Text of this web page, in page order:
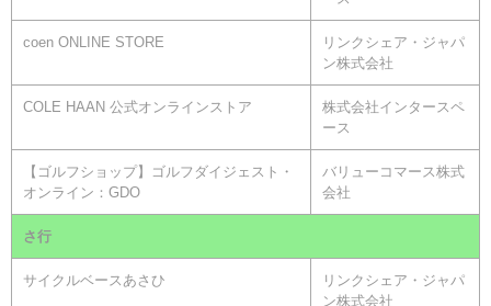
coen ONLINE STORE
リンクシェア・ジャパ
ン株式会社
COLE HAAN 公式オンラインストア
株式会社インタースペ
ース
【ゴルフショップ】ゴルフダイジェスト・
オンライン：GDO
バリューコマース株式
会社
さ行
サイクルベースあさひ
リンクシェア・ジャパ
ン株式会社